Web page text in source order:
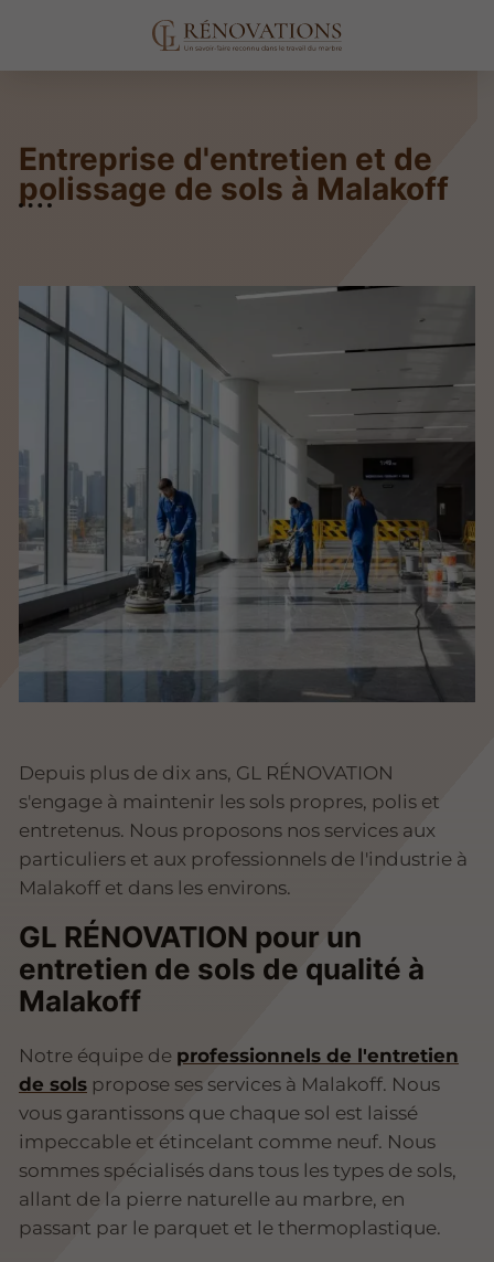
Entreprise d'entretien et de
polissage de sols à Malakoff
Depuis plus de dix ans, GL RÉNOVATION
s'engage à maintenir les sols propres, polis et
entretenus. Nous proposons nos services aux
particuliers et aux professionnels de l'industrie à
Malakoff et dans les environs.
GL RÉNOVATION pour un
entretien de sols de qualité à
Malakoff
Notre équipe de professionnels de l'entretien
de sols propose ses services à Malakoff. Nous
vous garantissons que chaque sol est laissé
impeccable et étincelant comme neuf. Nous
sommes spécialisés dans tous les types de sols,
allant de la pierre naturelle au marbre, en
passant par le parquet et le thermoplastique.